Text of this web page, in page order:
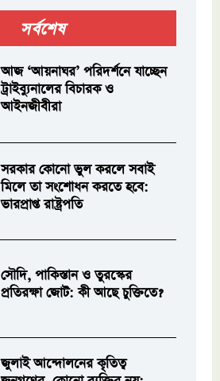
সর্বশেষ
আজ ‘আয়নাঘর’ পরিদর্শনে যাচ্ছেন
ট্রাইব্যুনালের বিচারক ও
আইনজীবীরা
সরকার কোনো ভুল করলে সবাই
মিলে তা সংশোধন করতে হবে:
ভারপ্রাপ্ত রাষ্ট্রপতি
সৌদি, পাকিস্তান ও তুরস্কের
প্রতিরক্ষা জোট: কী আছে চুক্তিতে?
জুলাই আন্দোলনের কৃতিত্ব